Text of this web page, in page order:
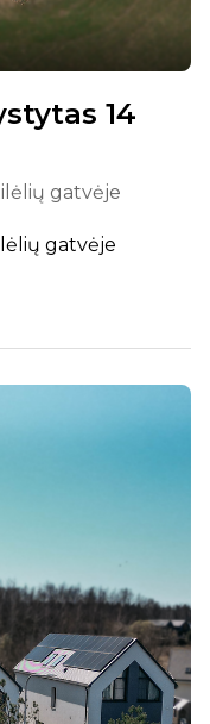
14
gatvėje
gatvėje